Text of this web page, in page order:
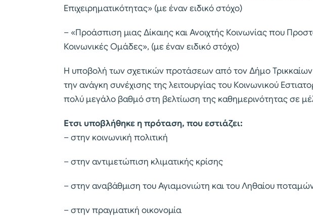
Επιχειρηματικότητας» (με έναν ειδικό στόχο)
– «Προάσπιση μιας Δίκαιης και Ανοιχτής Κοινωνίας που
Κοινωνικές Ομάδες», (με έναν ειδικό στόχο)
Η υποβολή των σχετικών προτάσεων από τον Δήμο Τρικκαίων
την ανάγκη συνέχισης της λειτουργίας του Κοινωνικού
πολύ μεγάλο βαθμό στη βελτίωση της καθημερινότητας σε
Ετσι υποβλήθηκε η πρόταση, που εστιάζει:
– στην κοινωνική πολιτική
– στην αντιμετώπιση κλιματικής κρίσης
– στην αναβάθμιση του Αγιαμονιώτη και του Ληθαίου
– στην πραγματική οικονομία